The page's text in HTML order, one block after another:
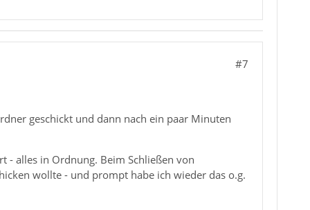
#7
geschickt und dann nach ein paar Minuten
- alles in Ordnung. Beim Schließen von
wollte - und prompt habe ich wieder das o.g.